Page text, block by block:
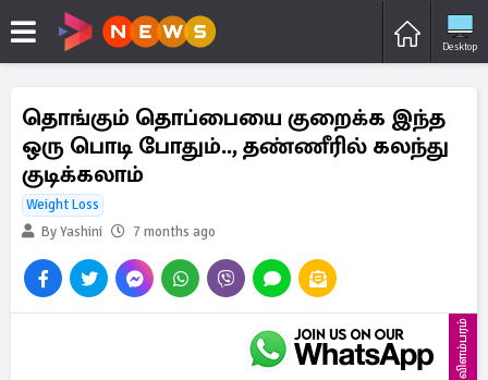
Desktop
தொங்கும் தொப்பையை குறைக்க இந்த
ஒரு பொடி போதும்.., தண்ணீரில் கலந்து
குடிக்கலாம்
Weight Loss
By Yashini
7 months ago
விளம்பரம்